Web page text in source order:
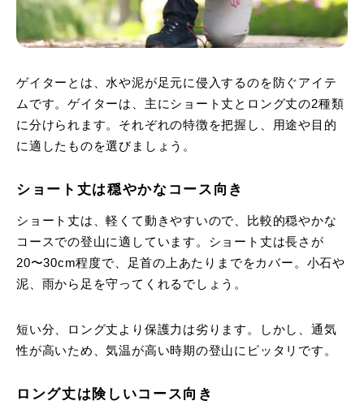
ゲイターとは、水や泥が足元に侵入するのを防ぐアイテ
ムです。ゲイターは、主にショート丈とロング丈の2種類
に分けられます。それぞれの特徴を把握し、用途や目的
に適したものを選びましょう。
ショート丈は穏やかなコース向き
ショート丈は、軽くて動きやすいので、比較的穏やかな
コースでの登山に適しています。ショート丈は長さが
20〜30cm程度で、足首の上あたりまでをカバー。小石や
泥、雨から足を守ってくれるでしょう。
短い分、ロング丈より保護力は劣ります。しかし、通気
性が高いため、気温が高い時期の登山にピッタリです。
ロング丈は険しいコース向き